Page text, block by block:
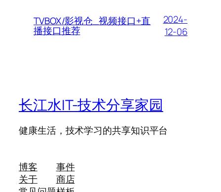
TVBOX/影视仓_视频接口+直
播接口推荐
2024-
12-06
长江水IT-技术分享家园
健康生活，技术学习的共享知识平台
博客
关于
事件
商店